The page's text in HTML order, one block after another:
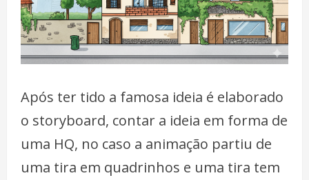
Após ter tido a famosa ideia é elaborado
o storyboard, contar a ideia em forma de
uma HQ, no caso a animação partiu de
uma tira em quadrinhos e uma tira tem